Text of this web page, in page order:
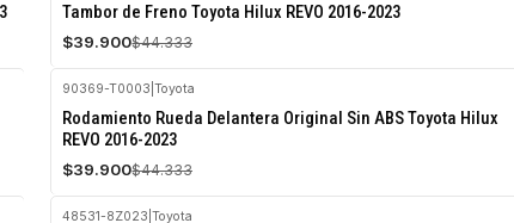
-10%
OFF
Tambor de Freno Toyota Hilux REVO 2016-2023
$39.900$44.333
-10%
OFF
90369-T0003 |Toyota
Rodamiento Rueda Delantera Original Sin ABS Toyota Hilux
REVO 2016-2023
$39.900$44.333
48531-8Z023 |Toyota